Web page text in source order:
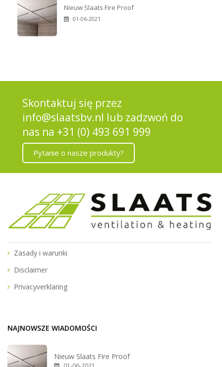
Nieuw Slaats Fire Proof
01-06-2021
Skontaktuj się przez
info@slaatsbv.nl lub zadzwoń do
nas na +31 (0) 493 691 999
Pytanie o nasze produkty?
Zasady i warunki
Disclaimer
Privacyverklaring
NAJNOWSZE WIADOMOŚCI
Nieuw Slaats Fire Proof